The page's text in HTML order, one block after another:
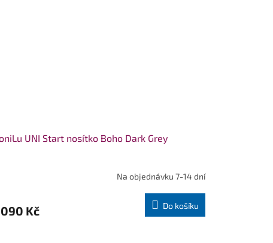
UNI Start nosítko Boho Dark Grey
Na objednávku 7-14 dní
Kč Do košíku